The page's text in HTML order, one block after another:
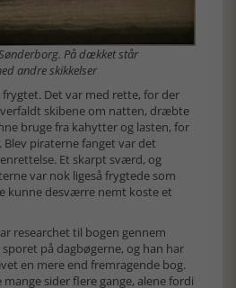
På dækket står
andre skikkelser
Det var med rette, for der
skibene om natten, dræbte
bruge fra kahytter og lasten, for
piraterne fanget var det
Et skarpt sværd, og
var nok ligeså frygtede som
kunne desværre nemt koste et
researchet til bogen gennem
på dagbøgerne, og han har
en mere end fremragende bog.
sider flere gange, alene fordi